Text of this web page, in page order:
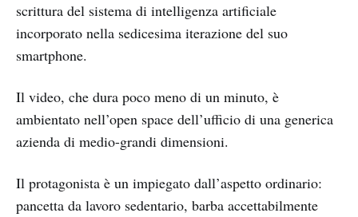
scrittura del sistema di intelligenza artificiale
incorporato nella sedicesima iterazione del suo
smartphone.
Il video, che dura poco meno di un minuto, è
ambientato nell’open space dell’ufficio di una generica
azienda di medio-grandi dimensioni.
Il protagonista è un impiegato dall’aspetto ordinario:
pancetta da lavoro sedentario, barba accettabilmente